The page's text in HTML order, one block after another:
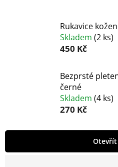
Rukavice
Skladem (2 ks)
450 Kč
Bezprsté
černé
Skladem (4 ks)
270 Kč
V
p